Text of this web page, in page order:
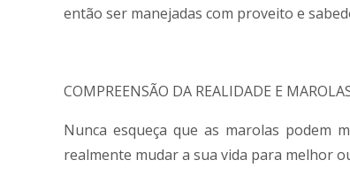
então ser manejadas com proveito e
COMPREENSÃO DA REALIDADE E
Nunca esqueça que as marolas podem
realmente mudar a sua vida para melhor